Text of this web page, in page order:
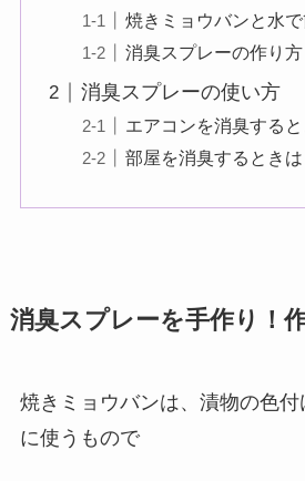
焼きミョウバンと水
消臭スプレーの作り方
消臭スプレーの使い方
エアコンを消臭する
部屋を消臭するときは
消臭スプレーを手作り！
焼きミョウバンは、漬物の色
に使うもので